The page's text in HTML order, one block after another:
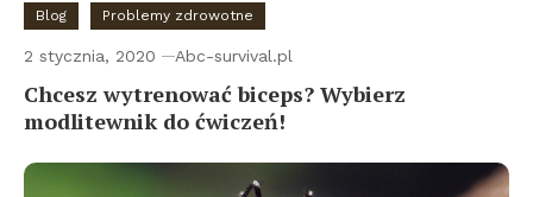
Blog Problemy zdrowotne
2 stycznia, 2020 Abc-survival.pl
Chcesz wytrenować biceps? Wybierz
modlitewnik do ćwiczeń!